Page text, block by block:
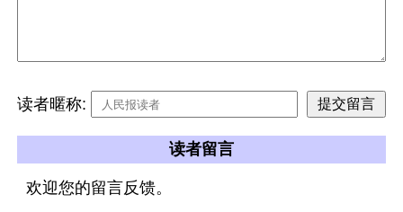
读者暱称:
读者留言
欢迎您的留言反馈。